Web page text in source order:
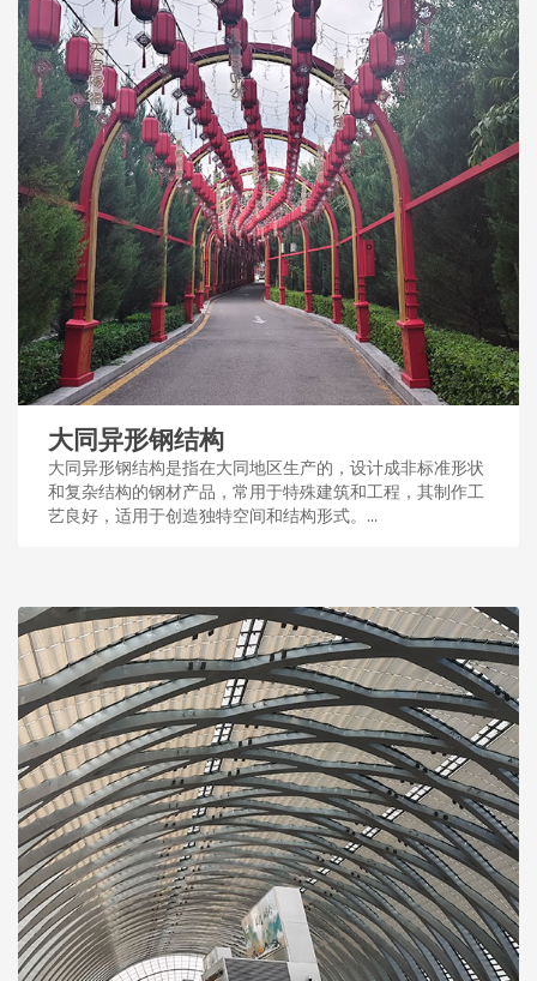
大同异形钢结构
大同异形钢结构是指在大同地区生产的，设计成非标准形状
和复杂结构的钢材产品，常用于特殊建筑和工程，其制作工
艺良好，适用于创造独特空间和结构形式。...